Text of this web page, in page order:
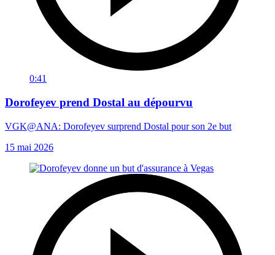
0:41
Dorofeyev prend Dostal au dépourvu
VGK@ANA: Dorofeyev surprend Dostal pour son 2e but
15 mai 2026